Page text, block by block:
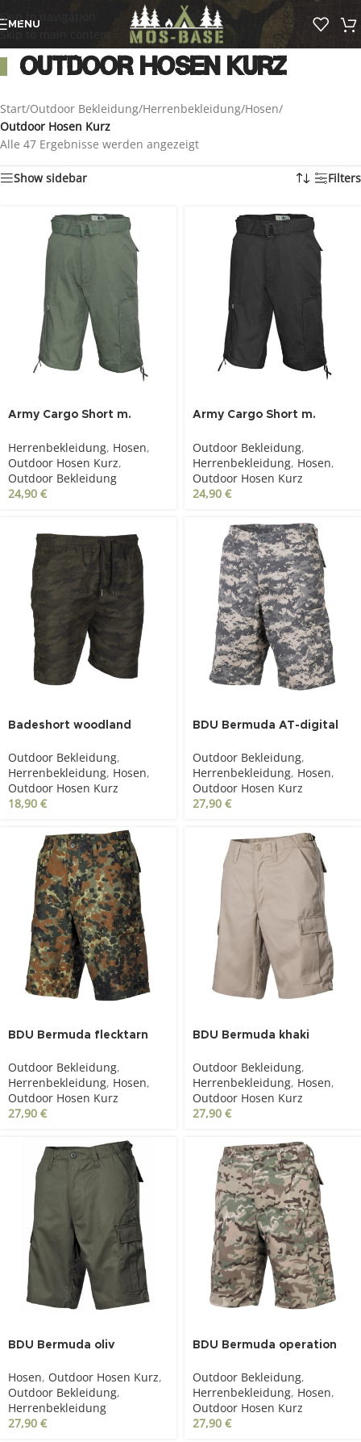
Skip to navigation
Skip to main content
MENU
Outdoor Hosen Kurz
Start/Outdoor Bekleidung/Herrenbekleidung/Hosen/
Outdoor Hosen Kurz
Alle 47 Ergebnisse werden angezeigt
Show sidebar Filters
Army Cargo Short m.
Herrenbekleidung, Hosen,
Outdoor Hosen Kurz,
Outdoor Bekleidung
24,90 €
Army Cargo Short m.
Outdoor Bekleidung,
Herrenbekleidung, Hosen,
Outdoor Hosen Kurz
24,90 €
Badeshort woodland
Outdoor Bekleidung,
Herrenbekleidung, Hosen,
Outdoor Hosen Kurz
18,90 €
BDU Bermuda AT-digital
Outdoor Bekleidung,
Herrenbekleidung, Hosen,
Outdoor Hosen Kurz
27,90 €
BDU Bermuda flecktarn
Outdoor Bekleidung,
Herrenbekleidung, Hosen,
Outdoor Hosen Kurz
27,90 €
BDU Bermuda khaki
Outdoor Bekleidung,
Herrenbekleidung, Hosen,
Outdoor Hosen Kurz
27,90 €
BDU Bermuda oliv
Hosen, Outdoor Hosen Kurz,
Outdoor Bekleidung,
Herrenbekleidung
27,90 €
BDU Bermuda operation
Outdoor Bekleidung,
Herrenbekleidung, Hosen,
Outdoor Hosen Kurz
27,90 €